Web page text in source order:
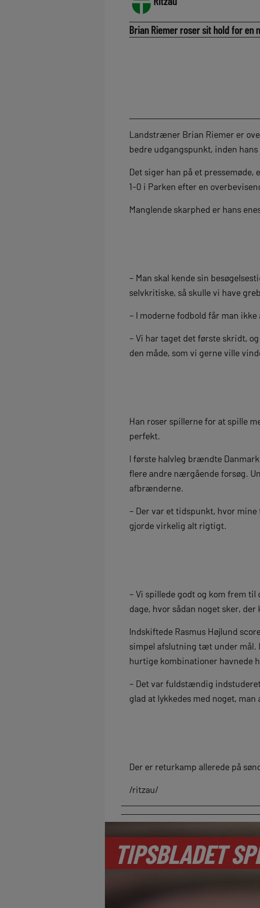
Brian Riemer roser sit hold for
Landstræner Brian Riemer er
bedre udgangspunkt, inden
Det siger han på et
1-0 i Parken efter en
Manglende skarphed er hans
– Man skal kende sin
selvkritiske, så skulle vi have
– I moderne fodbold får man
– Vi har taget det første skridt,
den måde, som vi gerne ville
Han roser spillerne for at spille
perfekt.
I første halvleg brændte
flere andre nærgående forsøg.
afbrænderne.
– Der var et tidspunkt, hvor
gjorde virkelig alt rigtigt.
– Vi spillede godt og kom frem
dage, hvor sådan noget sker,
Indskiftede Rasmus Højlund
simpel afslutning tæt under mål.
hurtige kombinationer havnede
– Det var fuldstændig
glad at lykkedes med noget,
Der er returkamp allerede på
/ritzau/
TIPSBLADET